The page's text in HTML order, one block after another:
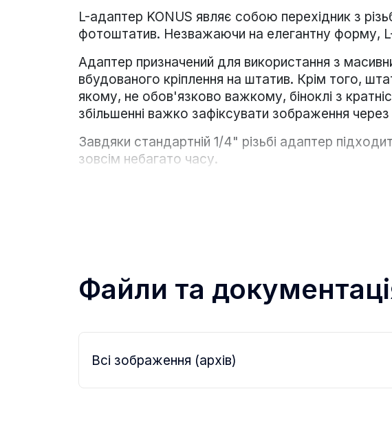
L-адаптер KONUS являє собою перехідник з
фотоштатив. Незважаючи на елегантну форму,
Адаптер призначений для використання з
вбудованого кріплення на штатив. Крім того,
якому, не обов'язково важкому, біноклі з
збільшенні важко зафіксувати зображення
Завдяки стандартній 1/4" різьбі адаптер
зовсім небагато часу.
Файли та
Всі зображення (архів)